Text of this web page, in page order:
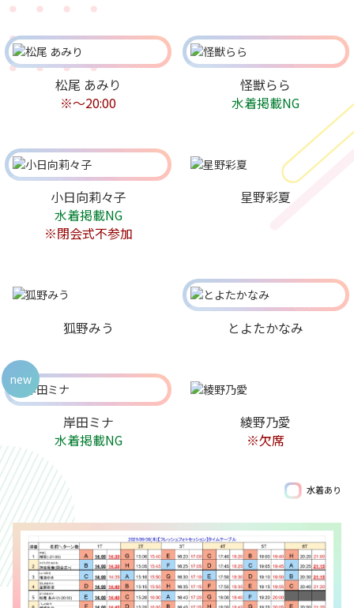
松尾 あみり
※〜20:00
怪獣らら
水着掲載NG
小日向莉々子
水着掲載NG
※閉会式不参加
星野彩夏
狐野みう とよたかなみ
岸田ミナ
水着掲載NG
new
綾野乃愛
※欠席
水着あり